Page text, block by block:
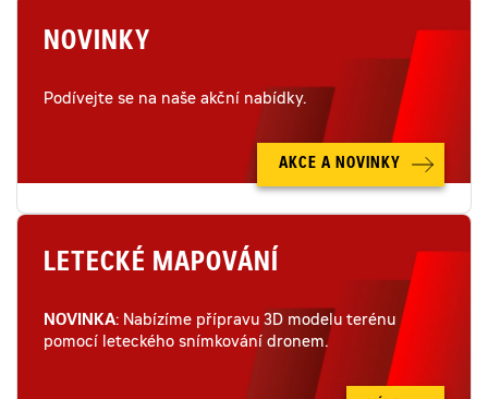
NOVINKY
Podívejte se na naše akční nabídky.
AKCE A NOVINKY
LETECKÉ MAPOVÁNÍ
NOVINKA: Nabízíme přípravu 3D modelu terénu
pomocí leteckého snímkování dronem.